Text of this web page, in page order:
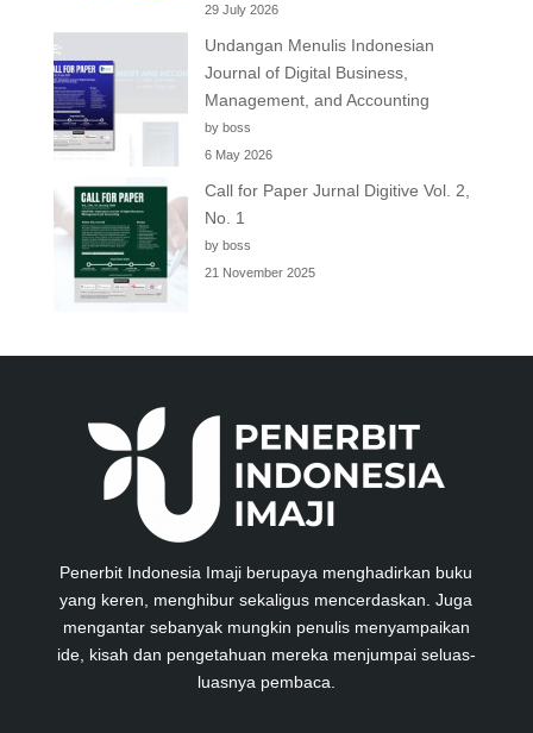
29 July 2026
Undangan Menulis Indonesian
Journal of Digital Business,
Management, and Accounting
by boss
6 May 2026
Call for Paper Jurnal Digitive Vol. 2,
No. 1
by boss
21 November 2025
Penerbit Indonesia Imaji berupaya menghadirkan buku
yang keren, menghibur sekaligus mencerdaskan. Juga
mengantar sebanyak mungkin penulis menyampaikan
ide, kisah dan pengetahuan mereka menjumpai seluas-
luasnya pembaca.